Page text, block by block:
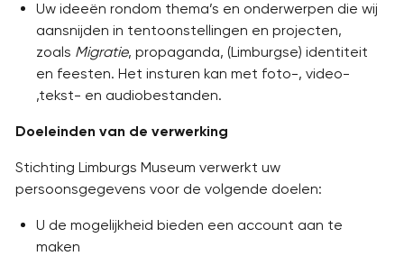
Uw ideeën rondom thema’s en onderwerpen die wij
aansnijden in tentoonstellingen en projecten,
zoals Migratie, propaganda, (Limburgse) identiteit
en feesten. Het insturen kan met foto-, video-
,tekst- en audiobestanden.
Doeleinden van de verwerking
Stichting Limburgs Museum verwerkt uw
persoonsgegevens voor de volgende doelen:
U de mogelijkheid bieden een account aan te
maken